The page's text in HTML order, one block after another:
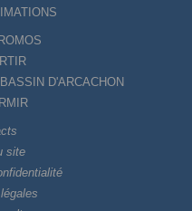
D'ARCACHON
site